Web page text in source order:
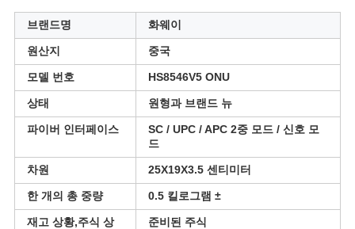
브랜드명 화웨이
원산지 중국
모델 번호 HS8546V5 ONU
상태 원형과 브랜드 뉴
파이버 인터페이스
SC / UPC / APC 2중 모드 / 신호 모
드
차원 25X19X3.5 센티미터
한 개의 총 중량 0.5 킬로그램 ±
재고 상황,주식 상 준비된 주식